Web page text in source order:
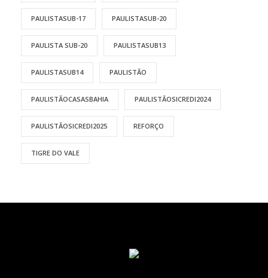
PAULISTASUB-17 PAULISTASUB-20
PAULISTA SUB-20 PAULISTASUB13
PAULISTASUB14 PAULISTÃO
PAULISTÃOCASASBAHIA PAULISTÃOSICREDI2024
PAULISTÃOSICREDI2025 REFORÇO
TIGRE DO VALE